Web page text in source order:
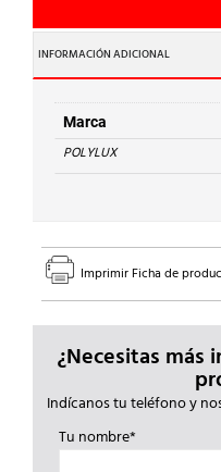
INFORMACIÓN ADICIONAL
Marca
POLYLUX
Imprimir Ficha de
¿Necesitas más
Indícanos tu teléfono y
Tu nombre*